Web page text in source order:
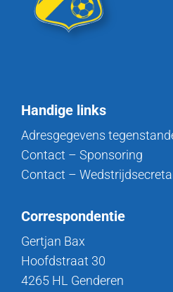
Handige links
Adresgegevens
Contact – Sponsoring
Contact –
Correspondentie
Gertjan Bax
Hoofdstraat 30
4265 HL Genderen